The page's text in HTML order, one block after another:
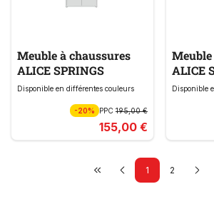
Meuble à chaussures
ALICE SPRINGS
Disponible en différentes couleurs
-20% PPC 195,00 €
155,00 €
ALICE
Disponible
1 2